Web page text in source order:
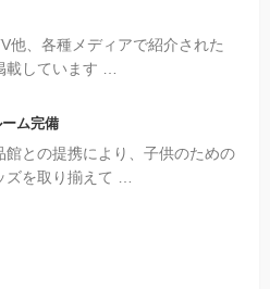
他、各種メディアで紹介された
載しています …
ム完備
館との提携により、子供のための
ズを取り揃えて …